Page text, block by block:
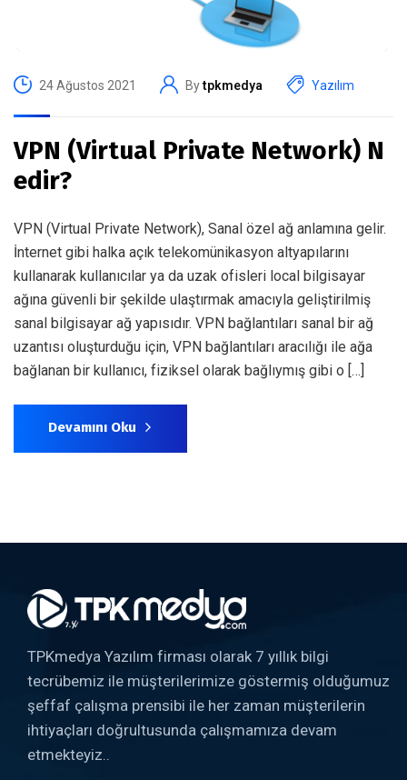
24 Ağustos 2021 Bytpkmedya Yazılım
VPN (Virtual Private Network) N
edir?
VPN (Virtual Private Network), Sanal özel ağ anlamına gelir.
İnternet gibi halka açık telekomünikasyon altyapılarını
kullanarak kullanıcılar ya da uzak ofisleri local bilgisayar
ağına güvenli bir şekilde ulaştırmak amacıyla geliştirilmiş
sanal bilgisayar ağ yapısıdır. VPN bağlantıları sanal bir ağ
uzantısı oluşturduğu için, VPN bağlantıları aracılığı ile ağa
bağlanan bir kullanıcı, fiziksel olarak bağlıymış gibi o […]
Devamını Oku
TPKmedya Yazılım firması olarak 7 yıllık bilgi
tecrübemiz ile müşterilerimize göstermiş olduğumuz
şeffaf çalışma prensibi ile her zaman müşterilerin
ihtiyaçları doğrultusunda çalışmamıza devam
etmekteyiz..